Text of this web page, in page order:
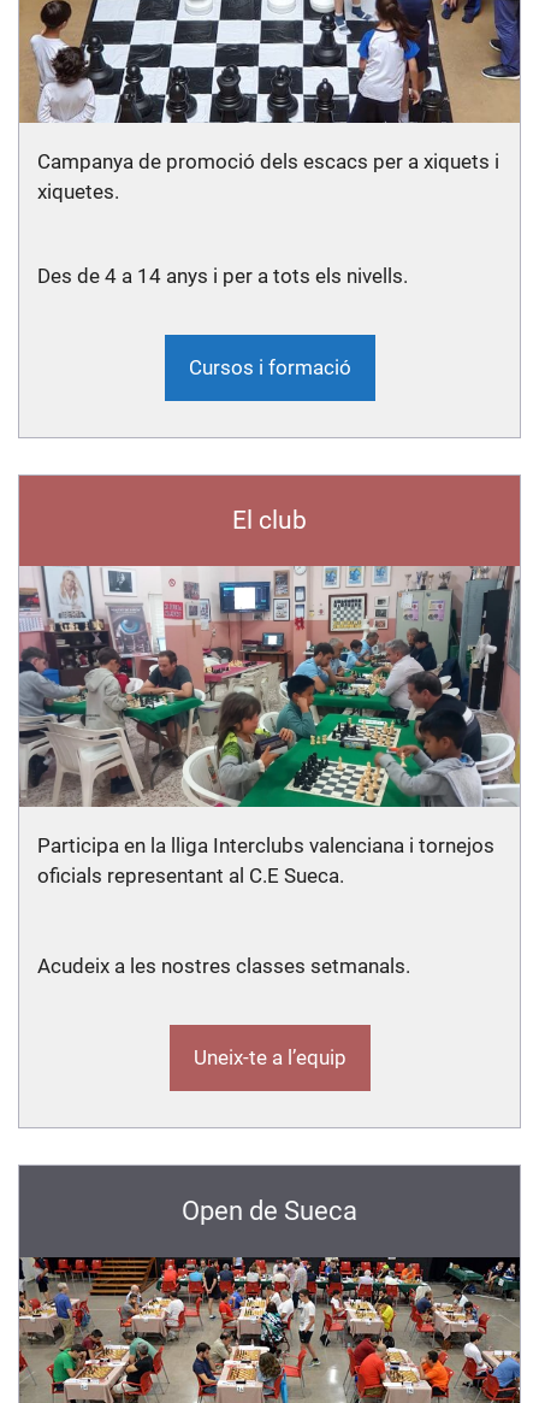
Campanya de promoció dels escacs per a xiquets i
xiquetes.
Des de 4 a 14 anys i per a tots els nivells.
Cursos i formació
El club
Participa en la lliga Interclubs valenciana i tornejos
oficials representant al C.E Sueca.
Acudeix a les nostres classes setmanals.
Uneix-te a l’equip
Open de Sueca